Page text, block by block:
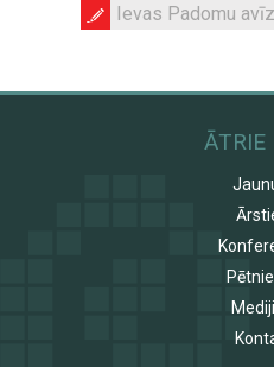
Ievas Padomu
ĀTRIE